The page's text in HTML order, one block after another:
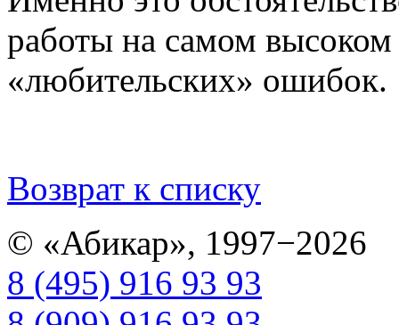
работы на самом высоком
«любительских» ошибок.
Возврат к списку
© «Абикар», 1997−2026
8 (495) 916 93 93